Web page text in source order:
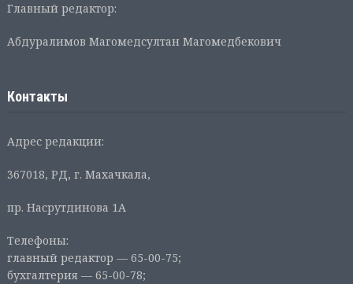
Главный редактор:
Абдуралимов Магомедсултан Магомедбекович
Контакты
Адрес редакции:
367018, РД, г. Махачкала,
пр. Насрутдинова 1А
Телефоны:
главный редактор — 65-00-75;
бухгалтерия — 65-00-78;